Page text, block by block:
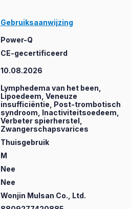
Gebruiksaanwijzing
Power-Q
CE-gecertificeerd
10.08.2026
Lymphedema van het been,
Lipoedeem, Veneuze
insufficiëntie, Post-trombotisch
syndroom, Inactiviteitsoedeem,
Verbeter spierherstel,
Zwangerschapsvarices
Thuisgebruik
M
Nee
Nee
Wonjin Mulsan Co., Ltd.